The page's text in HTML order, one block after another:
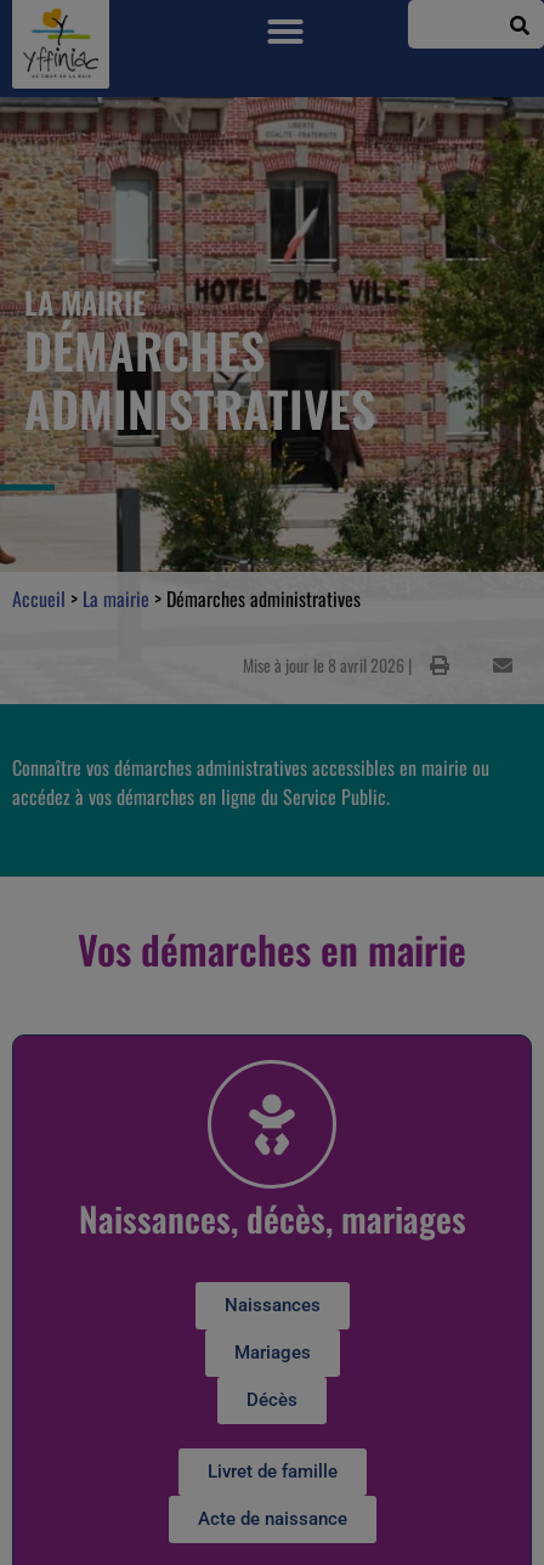
LA MAIRIE
DÉMARCHES
ADMINISTRATIVES
Accueil > La mairie > Démarches administratives
Mise à jour le 8 avril 2026 |
Connaître vos démarches administratives accessibles en mairie ou
accédez à vos démarches en ligne du Service Public.
Vos démarches en mairie
Naissances, décès, mariages
Naissances
Mariages
Décès
Livret de famille
Acte de naissance